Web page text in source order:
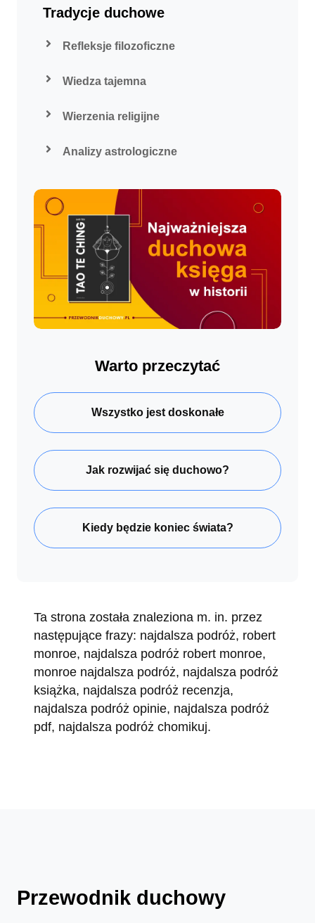
Tradycje duchowe
Refleksje filozoficzne
Wiedza tajemna
Wierzenia religijne
Analizy astrologiczne
Warto przeczytać
Wszystko jest doskonałe
Jak rozwijać się duchowo?
Kiedy będzie koniec świata?
Ta strona została znaleziona m. in. przez
następujące frazy: najdalsza podróż, robert
monroe, najdalsza podróż robert monroe,
monroe najdalsza podróż, najdalsza podróż
książka, najdalsza podróż recenzja,
najdalsza podróż opinie, najdalsza podróż
pdf, najdalsza podróż chomikuj.
Przewodnik duchowy